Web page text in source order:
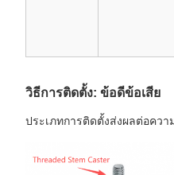
วิธีการติดตั้ง: ข้อดีข้อเสีย
ประเภทการติดตั้งส่งผลต่อคว